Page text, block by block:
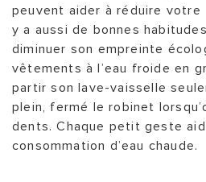
peuvent aider à réduire votre
y a aussi de bonnes
diminuer son empreinte
vêtements à l’eau froide en
partir son lave-vaisselle
plein, fermé le robinet
dents. Chaque petit geste
consommation d’eau chaude.